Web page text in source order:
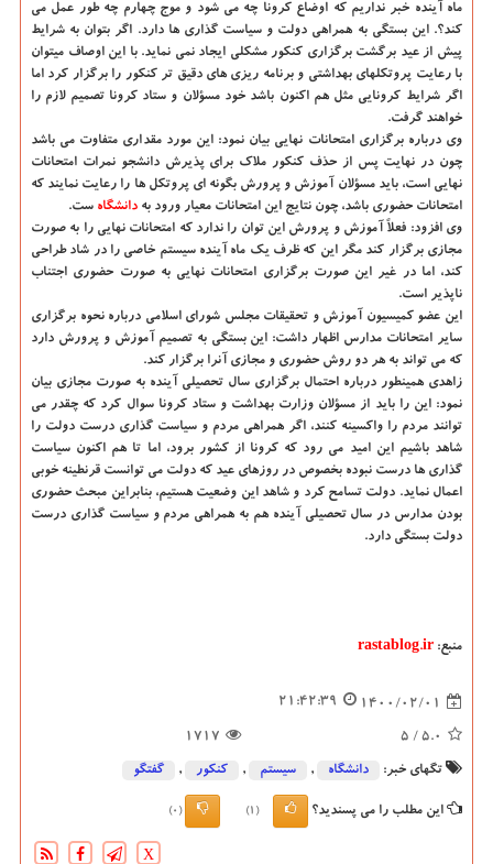
ماه آینده خبر نداریم که اوضاع کرونا چه می شود و موج چهارم چه طور عمل می
کند؟. این بستگی به همراهی دولت و سیاست گذاری ها دارد. اگر بتوان به شرایط
پیش از عید برگشت برگزاری کنکور مشکلی ایجاد نمی نماید. با این اوصاف میتوان
با رعایت پروتکلهای بهداشتی و برنامه ریزی های دقیق تر کنکور را برگزار کرد اما
اگر شرایط کرونایی مثل هم اکنون باشد خود مسؤلان و ستاد کرونا تصمیم لازم را
خواهند گرفت.
وی درباره برگزاری امتحانات نهایی بیان نمود: این مورد مقداری متفاوت می باشد
چون در نهایت پس از حذف کنکور ملاک برای پذیرش دانشجو نمرات امتحانات
نهایی است، باید مسؤلان آموزش و پرورش بگونه ای پروتکل ها را رعایت نمایند که
امتحانات حضوری باشد، چون نتایج این امتحانات معیار ورود به دانشگاه‌ ست.
وی افزود: فعلاً آموزش و پرورش این توان را ندارد که امتحانات نهایی را به صورت
مجازی برگزار کند مگر این که ظرف یک ماه آینده سیستم خاصی را در شاد طراحی
کند، اما در غیر این صورت برگزاری امتحانات نهایی به صورت حضوری اجتناب
ناپذیر است.
این عضو کمیسیون آموزش و تحقیقات مجلس شورای اسلامی درباره نحوه برگزاری
سایر امتحانات مدارس اظهار داشت: این بستگی به تصمیم آموزش و پرورش دارد
که می تواند به هر دو روش حضوری و مجازی آنرا برگزار کند.
زاهدی همینطور درباره احتمال برگزاری سال تحصیلی آینده به صورت مجازی بیان
نمود: این را باید از مسؤلان وزارت بهداشت و ستاد کرونا سوال کرد که چقدر می
توانند مردم را واکسینه کنند، اگر همراهی مردم و سیاست گذاری درست دولت را
شاهد باشیم این امید می رود که کرونا از کشور برود، اما تا هم اکنون سیاست
گذاری ها درست نبوده بخصوص در روزهای عید که دولت می توانست قرنطینه خوبی
اعمال نماید. دولت تسامح کرد و شاهد این وضعیت هستیم، بنابراین مبحث حضوری
بودن مدارس در سال تحصیلی آینده هم به همراهی مردم و سیاست گذاری درست
دولت بستگی دارد.
منبع: rastablog.ir
1400/02/01
21:42:39
5.0
/ 5
1717
تگهای خبر: دانشگاه‌ , سیستم , كنكور , گفتگو
این مطلب را می پسندید؟ (1)
(0)
X